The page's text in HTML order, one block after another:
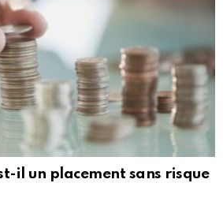
il un placement sans risque